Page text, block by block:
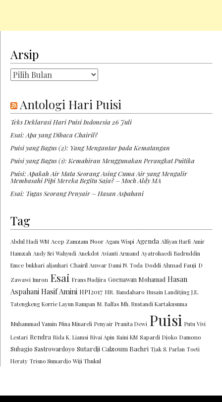
Arsip
Arsip
Antologi Hari Puisi
Teks Deklarasi Hari Puisi Indonesia 26 Juli
Esai: Apa yang Dibaca Chairil?
Puisi yang Bagus (2): Yang Mengantar pada Kematangan
Puisi yang Bagus (1): Kemahiran Menggunakan Perangkat Puitika
Puisi: Apakah Air Mata Seorang Asing Cuma Air yang Mengalir
Membasahi Pipi Mereka Begitu Saja? – Moch Aldy MA
Esai: Tugas Seorang Penyair – Hasan Aspahani
Tag
Abdul Hadi WM Acep Zamzam Noor Agam Wispi Agenda Alfiyan Harfi Amir
Hamzah Andy Sri Wahyudi Anekdot Avianti Armand Ayatrohaedi Badruddin
Emce bukhari aljauhari Chairil Anwar Dami N. Toda Doddi Ahmad Fauji D
Zawawi Imron Esai Frans Nadjira Goenawan Mohamad Hasan
Aspahani Hasif Amini HPI2017 HR. Bandaharo Husain Landitjing J.E.
Tatengkeng Korrie Layun Rampan M. Balfas Mh. Rustandi Kartakusuma
Muhammad Yamin Nina Minareli Penyair Pranita Dewi Puisi Putu Vivi
Lestari Rendra Rida K. Liamsi Rivai Apin Saini KM Sapardi Djoko Damono
Subagio Sastrowardoyo Sutardji Calzoum Bachri Tjak S. Parlan Toeti
Heraty Trisno Sumardjo Wiji Thukul